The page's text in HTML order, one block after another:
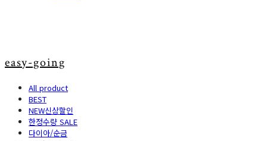
easy-going
All product
BEST
NEW신상할인
한정수량 SALE
다이아/순금